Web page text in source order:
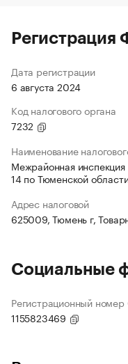
Регистрация
Дата регистрации
6 августа 2024
Код налогового органа
7232
Наименование
Межрайонная
14 по Тюменской
Адрес налоговой
625009, Тюмень г,
Социальные
Регистрационный
1155823469